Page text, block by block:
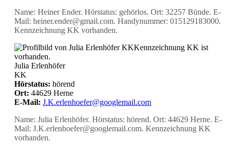
Name: Heiner Ender. Hörstatus: gehörlos. Ort: 32257 Bünde. E-
Mail: heiner.ender@gmail.com. Handynummer: 015129183000.
Kennzeichnung KK vorhanden.
KKKennzeichnung KK ist
vorhanden.
Julia Erlenhöfer
KK
Hörstatus: hörend
Ort: 44629 Herne
E-Mail: J.K.erlenhoefer@googlemail.com
Name: Julia Erlenhöfer. Hörstatus: hörend. Ort: 44629 Herne. E-
Mail: J.K.erlenhoefer@googlemail.com. Kennzeichnung KK
vorhanden.